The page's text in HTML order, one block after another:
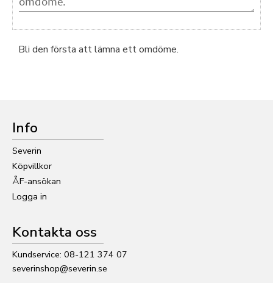
Bli den första att lämna ett omdöme.
Info
Severin
Köpvillkor
ÅF-ansökan
Logga in
Kontakta oss
Kundservice: 08-121 374 07
severinshop@severin.se